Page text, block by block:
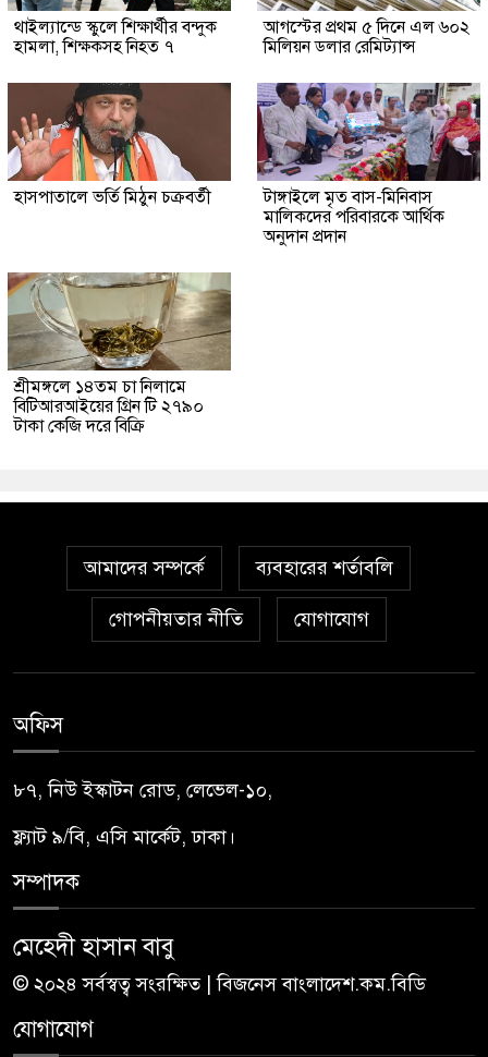
থাইল্যান্ডে স্কুলে শিক্ষার্থীর বন্দুক
হামলা, শিক্ষকসহ নিহত ৭
আগস্টের প্রথম ৫ দিনে এল ৬০২
মিলিয়ন ডলার রেমিট্যান্স
হাসপাতালে ভর্তি মিঠুন চক্রবর্তী
টাঙ্গাইলে মৃত বাস-মিনিবাস
মালিকদের পরিবারকে আর্থিক
অনুদান প্রদান
শ্রীমঙ্গলে ১৪তম চা নিলামে
বিটিআরআইয়ের গ্রিন টি ২৭৯০
টাকা কেজি দরে বিক্রি
আমাদের সম্পর্কে ব্যবহারের শর্তাবলি
গোপনীয়তার নীতি যোগাযোগ
অফিস
৮৭, নিউ ইস্কাটন রোড, লেভেল-১০,
ফ্ল্যাট ৯/বি, এসি মার্কেট, ঢাকা।
সম্পাদক
মেহেদী হাসান বাবু
© ২০২৪ সর্বস্বত্ব সংরক্ষিত | বিজনেস বাংলাদেশ.কম.বিডি
যোগাযোগ